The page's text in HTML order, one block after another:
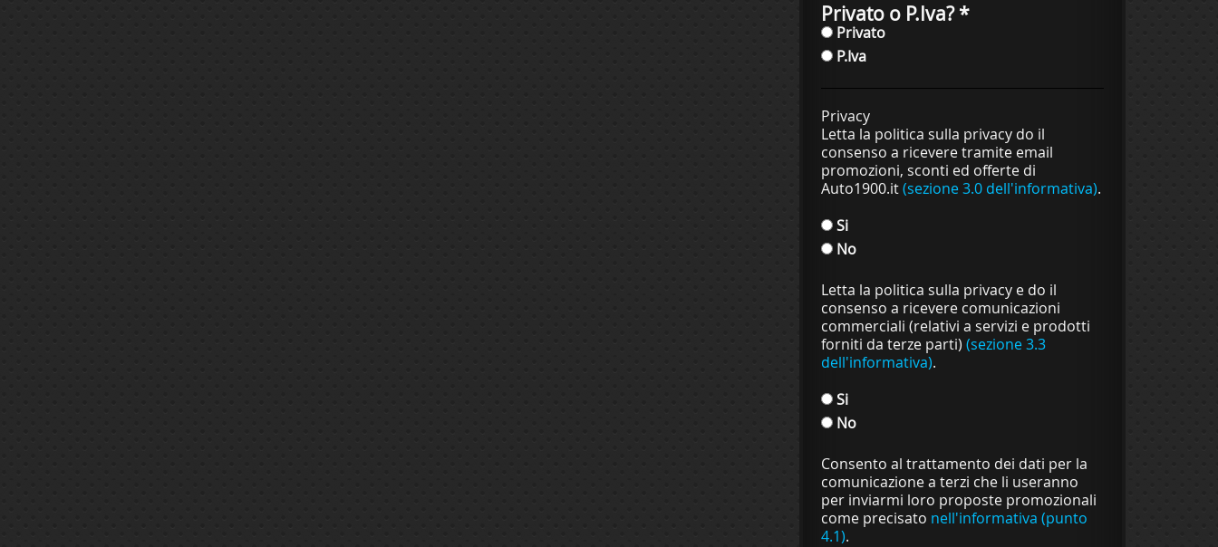
Privato o P.Iva?*
Privato
P.Iva
Privacy
Letta la politica sulla privacy do il
consenso a ricevere tramite email
promozioni, sconti ed offerte di
Auto1900.it(sezione 3.0 dell'informativa).
Si
No
Letta la politica sulla privacy e do il
consenso a ricevere comunicazioni
commerciali (relativi a servizi e prodotti
forniti da terze parti) (sezione 3.3
dell'informativa).
Si
No
Consento al trattamento dei dati per la
comunicazione a terzi che li useranno
per inviarmi loro proposte promozionali
come precisato nell'informativa (punto
4.1).